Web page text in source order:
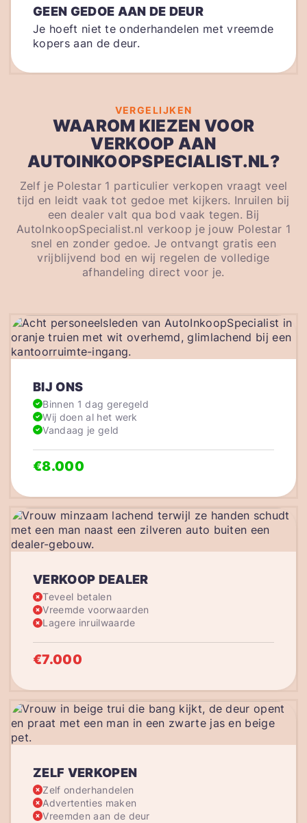
GEEN GEDOE AAN DE DEUR
Je hoeft niet te onderhandelen met vreemde
kopers aan de deur.
VERGELIJKEN
WAAROM KIEZEN VOOR
VERKOOP AAN
AUTOINKOOPSPECIALIST.NL?
Zelf je Polestar 1 particulier verkopen vraagt veel
tijd en leidt vaak tot gedoe met kijkers. Inruilen bij
een dealer valt qua bod vaak tegen. Bij
AutoInkoopSpecialist.nl verkoop je jouw Polestar 1
snel en zonder gedoe. Je ontvangt gratis een
vrijblijvend bod en wij regelen de volledige
afhandeling direct voor je.
VERKOOP DEALER
Teveel betalen
Vreemde voorwaarden
Lagere inruilwaarde
€7.000
BIJ ONS
Binnen 1 dag geregeld
Wij doen al het werk
Vandaag je geld
€8.000
ZELF VERKOPEN
Zelf onderhandelen
Advertenties maken
Vreemden aan de deur